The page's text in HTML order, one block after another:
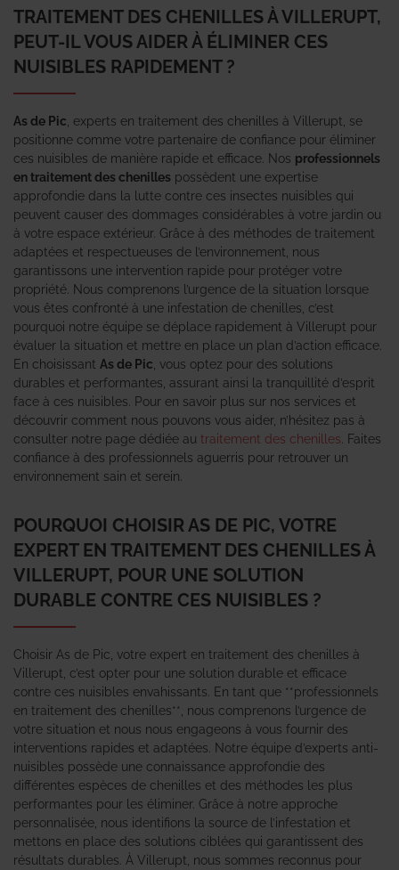
TRAITEMENT DES CHENILLES À VILLERUPT,
PEUT-IL VOUS AIDER À ÉLIMINER CES
NUISIBLES RAPIDEMENT ?
As de Pic , experts en traitement des chenilles à Villerupt, se
positionne comme votre partenaire de confiance pour éliminer
ces nuisibles de manière rapide et efficace. Nos professionnels
en traitement des chenilles possèdent une expertise
approfondie dans la lutte contre ces insectes nuisibles qui
peuvent causer des dommages considérables à votre jardin ou
à votre espace extérieur. Grâce à des méthodes de traitement
adaptées et respectueuses de l’environnement, nous
garantissons une intervention rapide pour protéger votre
propriété. Nous comprenons l’urgence de la situation lorsque
vous êtes confronté à une infestation de chenilles, c’est
pourquoi notre équipe se déplace rapidement à Villerupt pour
évaluer la situation et mettre en place un plan d’action efficace.
En choisissant As de Pic , vous optez pour des solutions
durables et performantes, assurant ainsi la tranquillité d’esprit
face à ces nuisibles. Pour en savoir plus sur nos services et
découvrir comment nous pouvons vous aider, n’hésitez pas à
consulter notre page dédiée au traitement des chenilles . Faites
confiance à des professionnels aguerris pour retrouver un
environnement sain et serein.
POURQUOI CHOISIR AS DE PIC, VOTRE
EXPERT EN TRAITEMENT DES CHENILLES À
VILLERUPT, POUR UNE SOLUTION
DURABLE CONTRE CES NUISIBLES ?
Choisir As de Pic, votre expert en traitement des chenilles à
Villerupt, c’est opter pour une solution durable et efficace
contre ces nuisibles envahissants. En tant que **professionnels
en traitement des chenilles**, nous comprenons l’urgence de
votre situation et nous nous engageons à vous fournir des
interventions rapides et adaptées. Notre équipe d’experts anti-
nuisibles possède une connaissance approfondie des
différentes espèces de chenilles et des méthodes les plus
performantes pour les éliminer. Grâce à notre approche
personnalisée, nous identifions la source de l’infestation et
mettons en place des solutions ciblées qui garantissent des
résultats durables. À Villerupt, nous sommes reconnus pour